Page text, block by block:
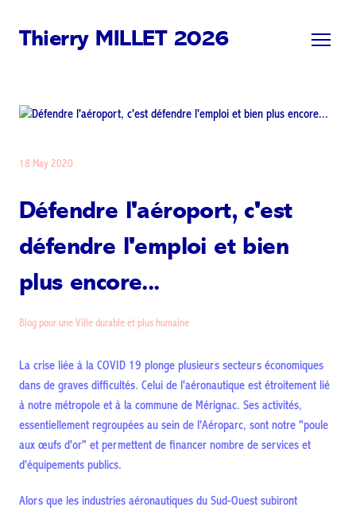
Thierry MILLET 2026
18 May 2020
Défendre l'aéroport, c'est
défendre l'emploi et bien
plus encore...
Blog pour une Ville durable et plus humaine
La crise liée à la COVID 19 plonge plusieurs secteurs économiques
dans de graves difficultés. Celui de l'aéronautique est étroitement lié
à notre métropole et à la commune de Mérignac. Ses activités,
essentiellement regroupées au sein de l'Aéroparc, sont notre "poule
aux œufs d'or" et permettent de financer nombre de services et
d'équipements publics.
Alors que les industries aéronautiques du Sud-Ouest subiront